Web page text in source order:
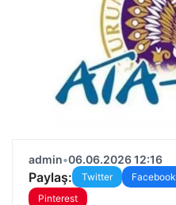
admin•06.06.2026 12:16
Paylaş: Twitter Facebook
Pinterest